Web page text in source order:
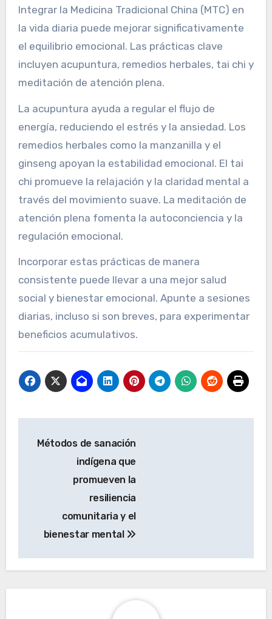
Integrar la Medicina Tradicional China (MTC) en
la vida diaria puede mejorar significativamente
el equilibrio emocional. Las prácticas clave
incluyen acupuntura, remedios herbales, tai chi y
meditación de atención plena.
La acupuntura ayuda a regular el flujo de
energía, reduciendo el estrés y la ansiedad. Los
remedios herbales como la manzanilla y el
ginseng apoyan la estabilidad emocional. El tai
chi promueve la relajación y la claridad mental a
través del movimiento suave. La meditación de
atención plena fomenta la autoconciencia y la
regulación emocional.
Incorporar estas prácticas de manera
consistente puede llevar a una mejor salud
social y bienestar emocional. Apunte a sesiones
diarias, incluso si son breves, para experimentar
beneficios acumulativos.
Métodos de sanación
indígena que
promueven la
resiliencia
comunitaria y el
bienestar mental